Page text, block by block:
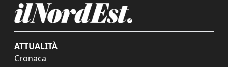
ATTUALITÀ
Cronaca